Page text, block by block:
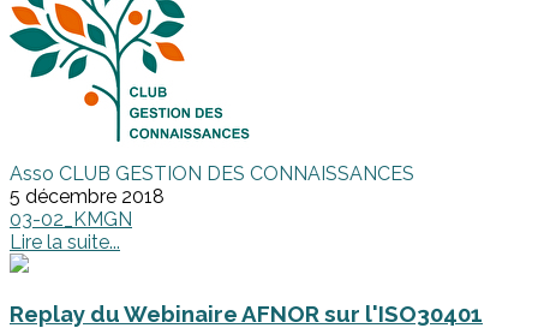
Asso CLUB GESTION DES CONNAISSANCES
5 décembre 2018
03-02_KMGN
Lire la suite...
Replay du Webinaire AFNOR sur l'ISO30401